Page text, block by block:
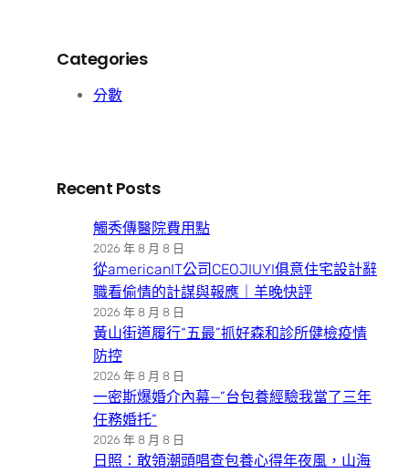
Categories
分數
Recent Posts
觸秀傳醫院費用點
2026 年 8 月 8 日
從americanIT公司CEOJIUYI俱意住宅設計辭
職看偷情的計謀與報應｜羊晚快評
2026 年 8 月 8 日
黃山街道履行“五最”抓好森和診所健檢疫情
防控
2026 年 8 月 8 日
一密斯爆婚介內幕—”台包養經驗我當了三年
任務婚托”
2026 年 8 月 8 日
日照：敢領潮頭唱查包養心得年夜風，山海